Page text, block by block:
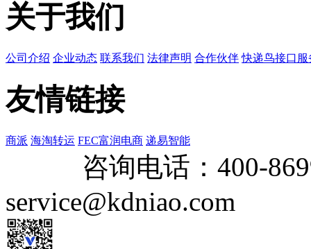
关于我们
公司介绍 企业动态 联系我们 法律声明 合作伙伴 快递鸟接口服
友情链接
商派 海淘转运 FEC富润电商 递易智能
咨询电话： 400-
service@kdniao.com